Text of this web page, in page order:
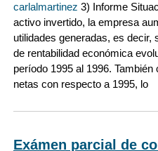
carlalmartinez 3) Informe
activo invertido, la empresa
utilidades generadas, es decir,
de rentabilidad económica
período 1995 al 1996.
netas con respecto a 1995, lo
Exámen parcial de